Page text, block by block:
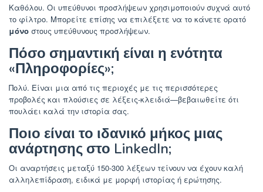
Καθόλου. Οι υπεύθυνοι προσλήψεων χρησιμοποιούν συχνά αυτό
το φίλτρο. Μπορείτε επίσης να επιλέξετε να το κάνετε ορατό
μόνο στους υπεύθυνους προσλήψεων.
Πόσο σημαντική είναι η ενότητα
«Πληροφορίες»;
Πολύ. Είναι μια από τις περιοχές με τις περισσότερες
προβολές και πλούσιες σε λέξεις-κλειδιά—βεβαιωθείτε ότι
πουλάει καλά την ιστορία σας.
Ποιο είναι το ιδανικό μήκος μιας
ανάρτησης στο LinkedIn;
Οι αναρτήσεις μεταξύ 150-300 λέξεων τείνουν να έχουν καλή
αλληλεπίδραση, ειδικά με μορφή ιστορίας ή ερώτησης.